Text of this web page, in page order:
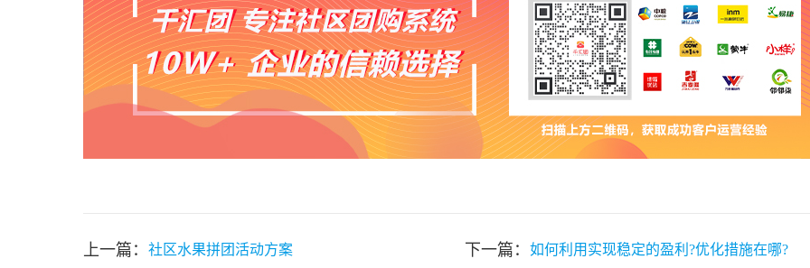
上一篇： 社区水果拼团活动方案 下一篇： 如何利用实现稳定的盈利?优化措施在哪?